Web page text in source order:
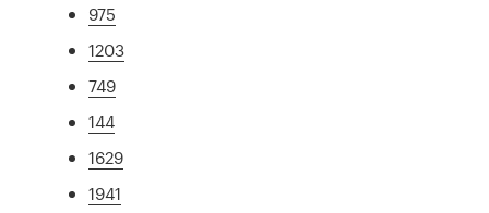
975
1203
749
144
1629
1941